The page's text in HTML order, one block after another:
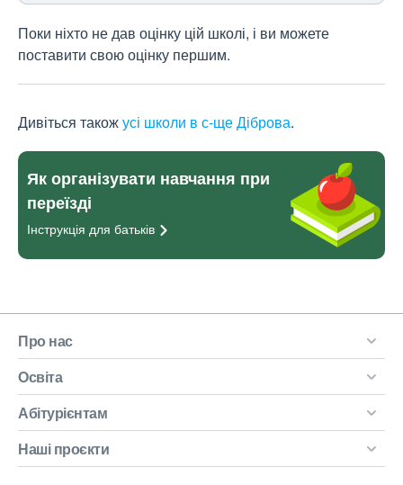
Поки ніхто не дав оцінку цій школі, і ви можете
поставити свою оцінку першим.
Дивіться такожусі школи в с-ще Діброва.
Як організувати навчання при
переїзді
Інструкція для батьків
Про нас
Освіта
Абітурієнтам
Наші проєкти